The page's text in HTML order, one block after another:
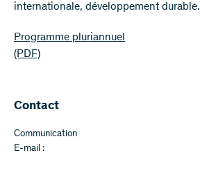
internationale, développement durable.
Programme pluriannuel
(PDF)
Contact
Communication
E-mail :